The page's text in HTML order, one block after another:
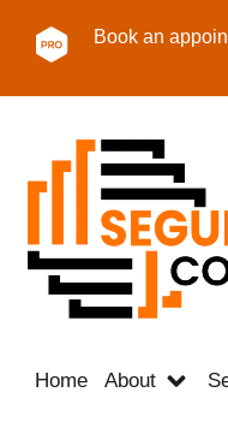
Book an
Home About